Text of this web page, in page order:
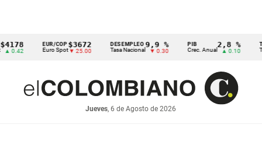
EUR/COP
Euro Spot
$3672
▼ 25.00
DESEMPLEO
Tasa Nacional
9,9 %
▼ 0.30
PIB
Crec. Anual
2,8 %
▲ 0.10
TRM
Tasa Rep.
Jueves, 6 de Agosto de 2026